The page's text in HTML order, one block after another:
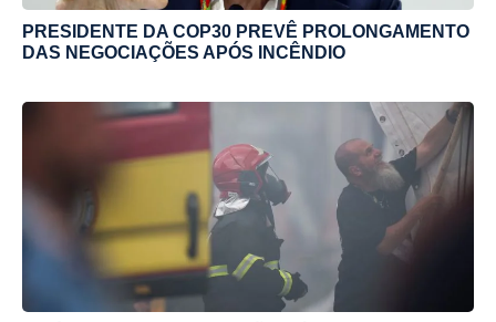
PRESIDENTE DA COP30 PREVÊ PROLONGAMENTO
DAS NEGOCIAÇÕES APÓS INCÊNDIO